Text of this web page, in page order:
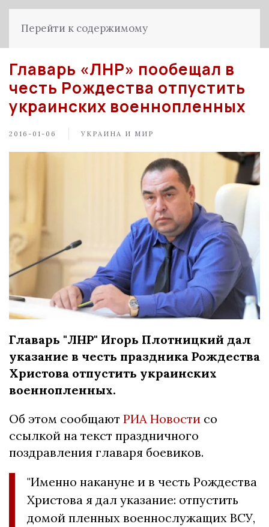
Перейти к содержимому
Главарь «ЛНР» пообещал в
честь Рождества отпустить
украинских военнопленных
2016-01-06 УКРАИНА И МИР
Главарь "ЛНР" Игорь Плотницкий дал
указание в честь праздника Рождества
Христова отпустить украинских
военнопленных.
Об этом сообщают РИА Новости со
ссылкой на текст праздничного
поздравления главаря боевиков.
"Именно накануне и в честь Рождества
Христова я дал указание: отпустить
домой пленных военнослужащих ВСУ,